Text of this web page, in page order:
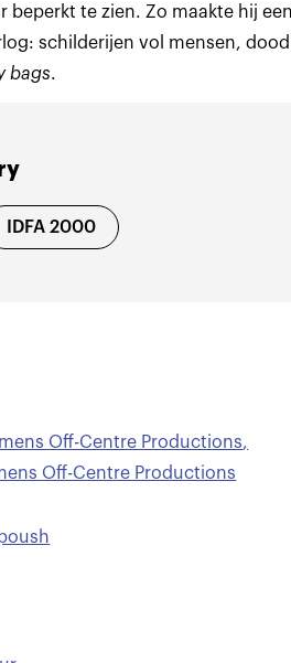
IDFA 2000
beperkt te zien. Zo maakte hij
schilderijen vol mensen, dood
bags.
Off-Centre Productions,
Off-Centre Productions